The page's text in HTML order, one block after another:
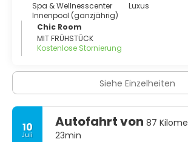
Spa & Wellnesscenter
Luxus
Innenpool (ganzjährig)
Chic Room
MIT FRÜHSTÜCK
Kostenlose Stornierung
Siehe Einzelheiten
10
Juli
Autofahrt von 87
23min